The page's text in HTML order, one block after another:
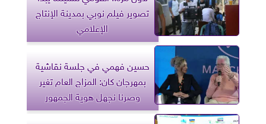
تصوير فيلم نوبي بمدينة الإنتاج
الإعلامي
حسين فهمي في جلسة نقاشية
بمهرجان كان: المزاج العام تغير
وصرنا نجهل هوية الجمهور